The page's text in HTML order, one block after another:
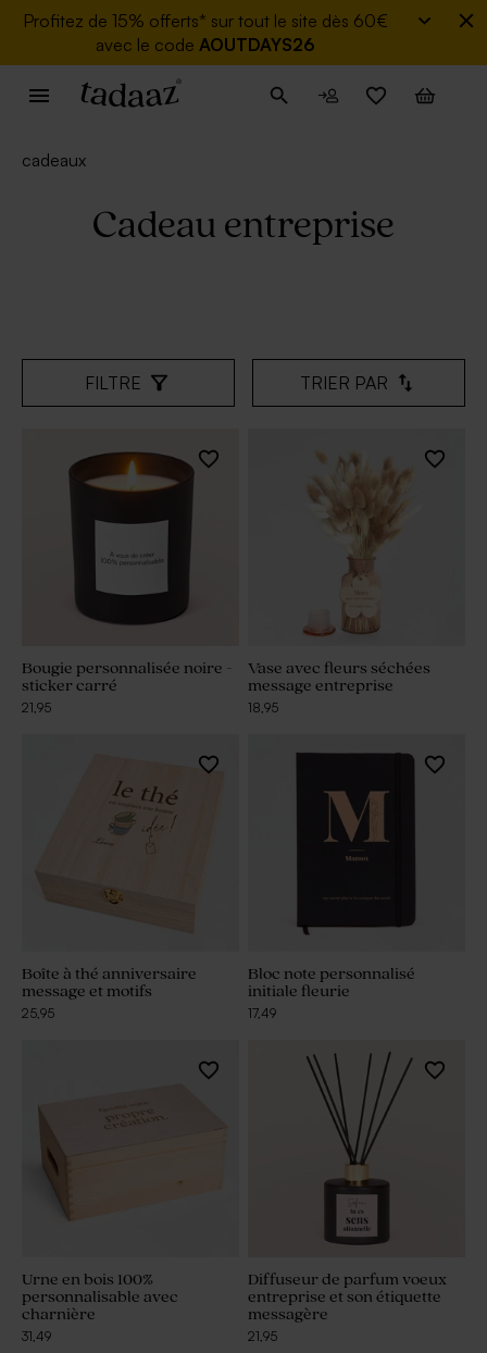
Profitez de 15% offerts* sur tout le site dès 60€
avec le code AOUTDAYS26
cadeaux
Cadeau entreprise
FILTRE TRIER PAR
Bougie personnalisée noire -
sticker carré
21,95
Vase avec fleurs séchées
message entreprise
18,95
Boîte à thé anniversaire
message et motifs
25,95
Bloc note personnalisé
initiale fleurie
17,49
Urne en bois 100%
personnalisable avec
charnière
31,49
Diffuseur de parfum voeux
entreprise et son étiquette
messagère
21,95